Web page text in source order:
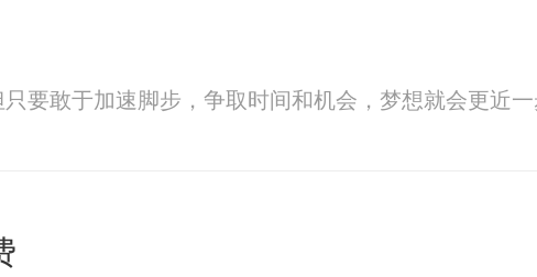
要敢于加速脚步，争取时间和机会，梦想就会更近一